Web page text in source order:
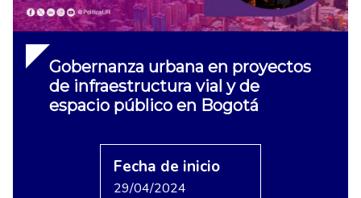
Gobernanza urbana en proyectos
de infraestructura vial y de
espacio público en Bogotá
Fecha de inicio
29/04/2024